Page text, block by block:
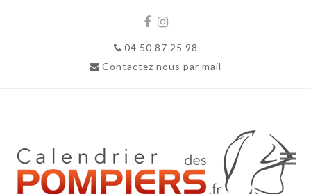
Facebook
Instagram
04 50 87 25 98
Contactez nous par mail